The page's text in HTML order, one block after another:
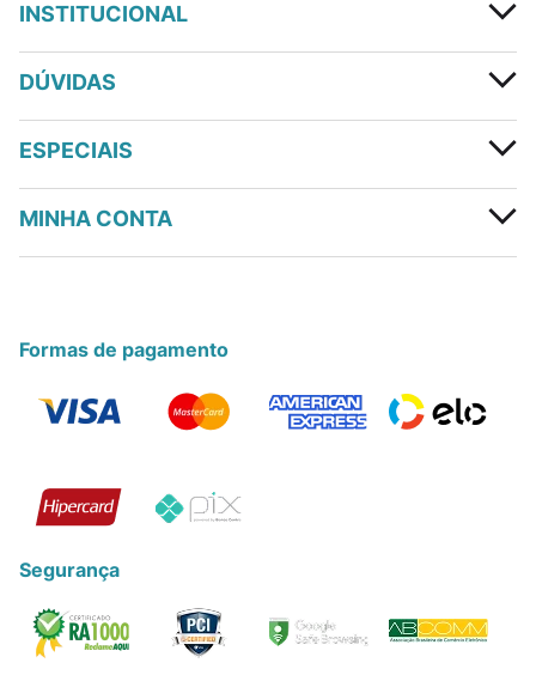
INSTITUCIONAL
DÚVIDAS
ESPECIAIS
MINHA CONTA
Formas de pagamento
Segurança